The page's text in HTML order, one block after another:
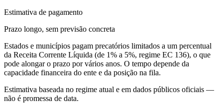
Estimativa de pagamento
Prazo longo, sem previsão concreta
Estados e municípios pagam precatórios limitados a um percentual
da Receita Corrente Líquida (de 1% a 5%, regime EC 136), o que
pode alongar o prazo por vários anos. O tempo depende da
capacidade financeira do ente e da posição na fila.
Estimativa baseada no regime atual e em dados públicos oficiais —
não é promessa de data.